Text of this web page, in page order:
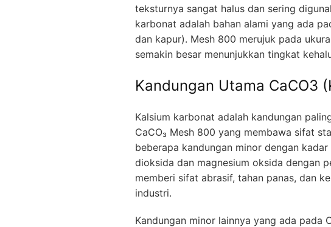
teksturnya sangat halus dan sering
karbonat adalah bahan alami yang ada
dan kapur). Mesh 800 merujuk pada
semakin besar menunjukkan tingkat
Kandungan Utama CaCO3
Kalsium karbonat adalah kandungan
CaCO₃ Mesh 800 yang membawa sifat
beberapa kandungan minor dengan
dioksida dan magnesium oksida dengan
memberi sifat abrasif, tahan panas, dan
industri.
Kandungan minor lainnya yang ada pada